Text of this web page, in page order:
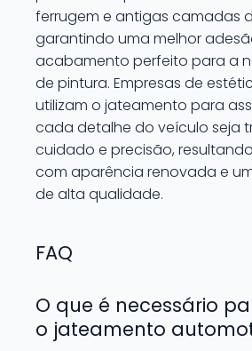
ferrugem e antigas camadas
garantindo uma melhor
acabamento perfeito para a
de pintura. Empresas de
utilizam o jateamento para
cada detalhe do veículo seja
cuidado e precisão,
com aparência renovada e
de alta qualidade.
FAQ
O que é necessário
o jateamento